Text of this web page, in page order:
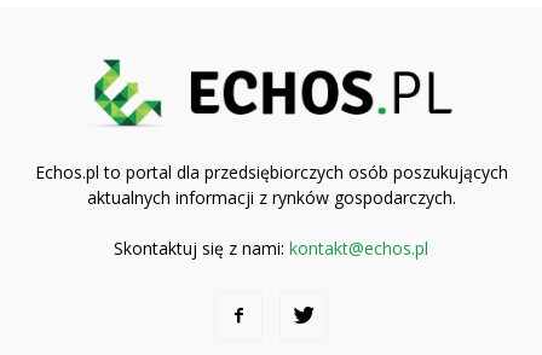
Echos.pl to portal dla przedsiębiorczych osób poszukujących
aktualnych informacji z rynków gospodarczych.
Skontaktuj się z nami: kontakt@echos.pl